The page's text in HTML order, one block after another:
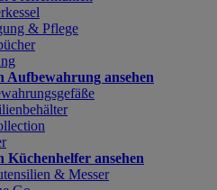
& Pflege
Aufbewahrung ansehen
Küchenhelfer ansehen
& Messer